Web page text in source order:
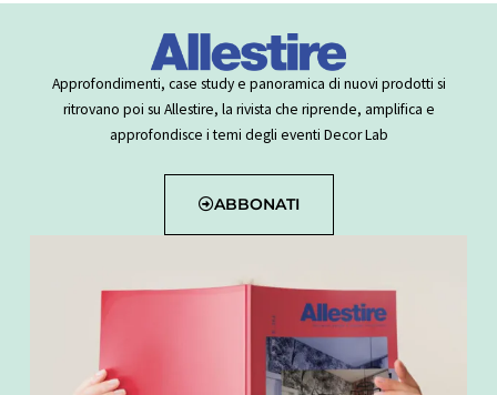
Approfondimenti, case study e panoramica di nuovi prodotti si
ritrovano poi su Allestire, la rivista che riprende, amplifica e
approfondisce i temi degli eventi Decor Lab
ABBONATI